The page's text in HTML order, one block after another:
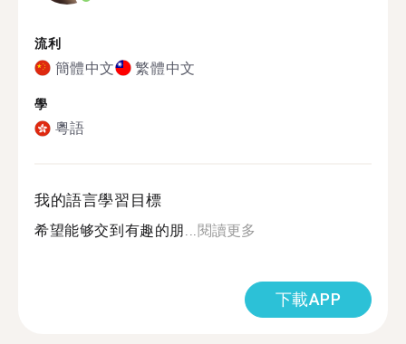
流利
簡體中文 繁體中文
學
粵語
我的語言學習目標
希望能够交到有趣的朋...閱讀更多
下載APP